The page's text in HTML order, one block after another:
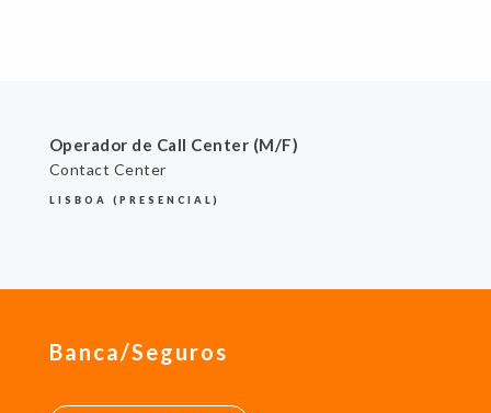
Operador de Call Center (M/F)
Contact Center
LISBOA (PRESENCIAL)
Banca/Seguros